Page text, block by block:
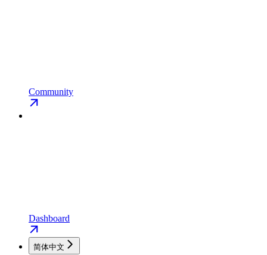
Community
Dashboard
简体中文